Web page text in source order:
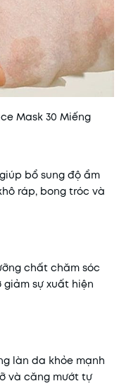
Mask 30 Miếng
bổ sung độ ẩm
ráp, bong tróc và
chất chăm sóc
sự xuất hiện
làn da khỏe mạnh
và căng mướt tự